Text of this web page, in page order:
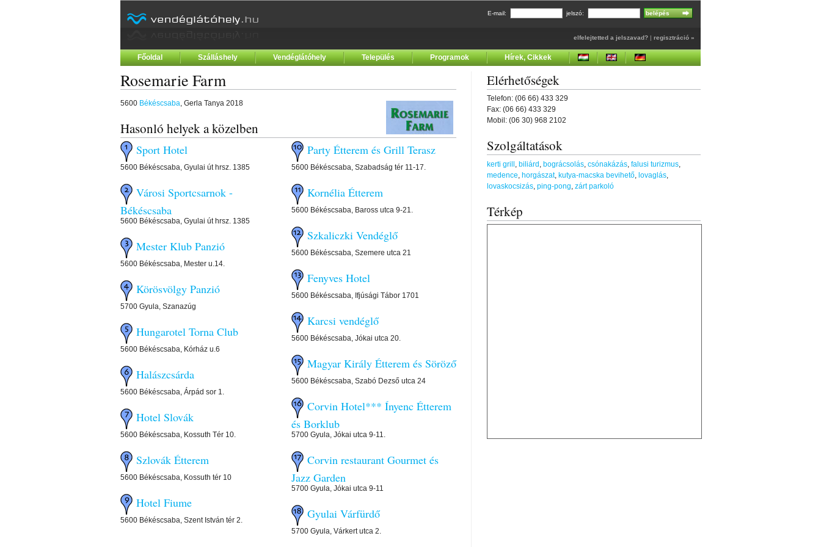
E-mail: jelszó:
elfelejtetted a jelszavad? | regisztráció »
Főoldal Szálláshely Vendéglátóhely Település Programok Hírek, Cikkek
Rosemarie Farm
5600 Békéscsaba, Gerla Tanya 2018
Hasonló helyek a közelben
Sport Hotel
5600 Békéscsaba, Gyulai út hrsz. 1385
Városi Sportcsarnok -
Békéscsaba
5600 Békéscsaba, Gyulai út hrsz. 1385
Mester Klub Panzió
5600 Békéscsaba, Mester u.14.
Körösvölgy Panzió
5700 Gyula, Szanazúg
Hungarotel Torna Club
5600 Békéscsaba, Kórház u.6
Halászcsárda
5600 Békéscsaba, Árpád sor 1.
Hotel Slovák
5600 Békéscsaba, Kossuth Tér 10.
Szlovák Étterem
5600 Békéscsaba, Kossuth tér 10
Hotel Fiume
5600 Békéscsaba, Szent István tér 2.
Party Étterem és Grill Terasz
5600 Békéscsaba, Szabadság tér 11-17.
Kornélia Étterem
5600 Békéscsaba, Baross utca 9-21.
Szkaliczki Vendéglő
5600 Békéscsaba, Szemere utca 21
Fenyves Hotel
5600 Békéscsaba, Ifjúsági Tábor 1701
Karcsi vendéglő
5600 Békéscsaba, Jókai utca 20.
Magyar Király Étterem és Söröző
5600 Békéscsaba, Szabó Dezső utca 24
Corvin Hotel*** Ínyenc Étterem
és Borklub
5700 Gyula, Jókai utca 9-11.
Corvin restaurant Gourmet és
Jazz Garden
5700 Gyula, Jókai utca 9-11
Gyulai Várfürdő
5700 Gyula, Várkert utca 2.
Elérhetőségek
Telefon: (06 66) 433 329
Fax: (06 66) 433 329
Mobil: (06 30) 968 2102
Szolgáltatások
kerti grill biliárd bográcsolás csónakázás falusi turizmus
medence horgászat, kutya-macska bevihető lovaglás
lovaskocsizás ping-pong zárt parkoló
Térkép